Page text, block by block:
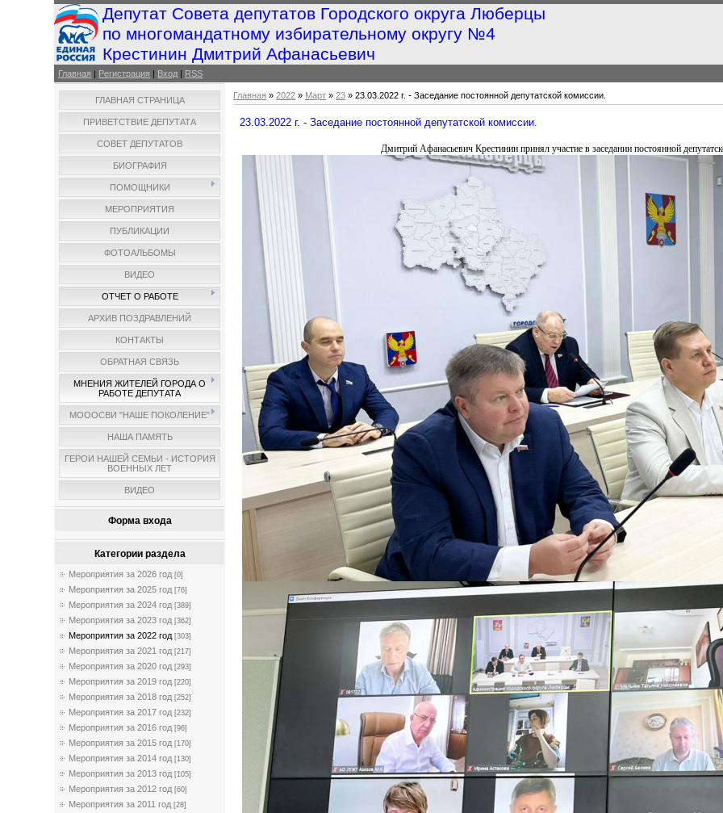
Депутат Совета депутатов Городского округа Люберцы
по многомандатному избирательному округу №4
Крестинин Дмитрий Афанасьевич
Главная | Регистрация | Вход | RSS
ГЛАВНАЯ СТРАНИЦА
ПРИВЕТСТВИЕ ДЕПУТАТА
СОВЕТ ДЕПУТАТОВ
БИОГРАФИЯ
ПОМОЩНИКИ
МЕРОПРИЯТИЯ
ПУБЛИКАЦИИ
ФОТОАЛЬБОМЫ
ВИДЕО
ОТЧЕТ О РАБОТЕ
АРХИВ ПОЗДРАВЛЕНИЙ
КОНТАКТЫ
ОБРАТНАЯ СВЯЗЬ
МНЕНИЯ ЖИТЕЛЕЙ ГОРОДА О
РАБОТЕ ДЕПУТАТА
МОООСВИ "НАШЕ ПОКОЛЕНИЕ"
НАША ПАМЯТЬ
ГЕРОИ НАШЕЙ СЕМЬИ - ИСТОРИЯ
ВОЕННЫХ ЛЕТ
ВИДЕО
Форма входа
Категории раздела
Мероприятия за 2026 год [0]
Мероприятия за 2025 год [76]
Мероприятия за 2024 год [389]
Мероприятия за 2023 год [362]
Мероприятия за 2022 год [303]
Мероприятия за 2021 год [217]
Мероприятия за 2020 год [293]
Мероприятия за 2019 год [220]
Мероприятия за 2018 год [252]
Мероприятия за 2017 год [232]
Мероприятия за 2016 год [96]
Мероприятия за 2015 год [170]
Мероприятия за 2014 год [130]
Мероприятия за 2013 год [105]
Мероприятия за 2012 год [60]
Мероприятия за 2011 год [28]
Главная »2022 » Март » 23 » 23.03.2022 г. - Заседание постоянной депутатской комиссии.
23.03.2022 г. - Заседание постоянной депутатской комиссии.
Дмитрий Афанасьевич Крестинин принял участие в заседании постоянной